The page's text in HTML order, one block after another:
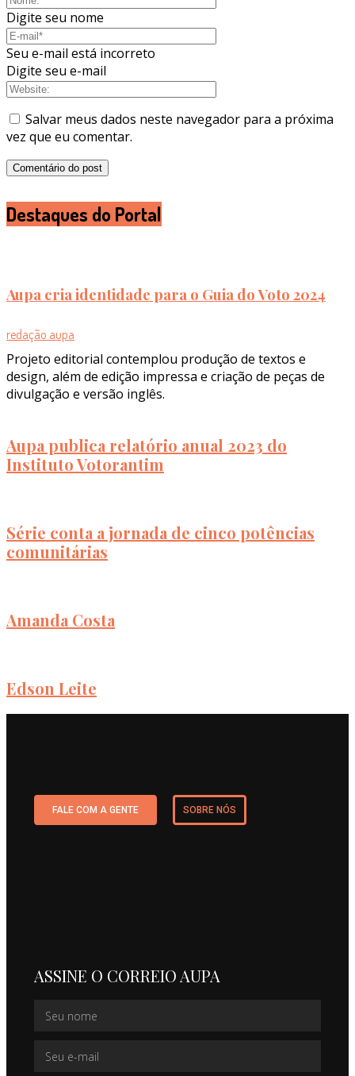
Digite seu nome
Seu e-mail está incorreto
Digite seu e-mail
Salvar meus dados neste navegador para a próxima
vez que eu comentar.
Destaques do Portal
Aupa cria identidade para o Guia do Voto 2024
redação aupa
Projeto editorial contemplou produção de textos e
design, além de edição impressa e criação de peças de
divulgação e versão inglês.
Aupa publica relatório anual 2023 do
Instituto Votorantim
Série conta a jornada de cinco potências
comunitárias
Amanda Costa
Edson Leite
FALE COM A GENTE SOBRE NÓS
ASSINE O CORREIO AUPA